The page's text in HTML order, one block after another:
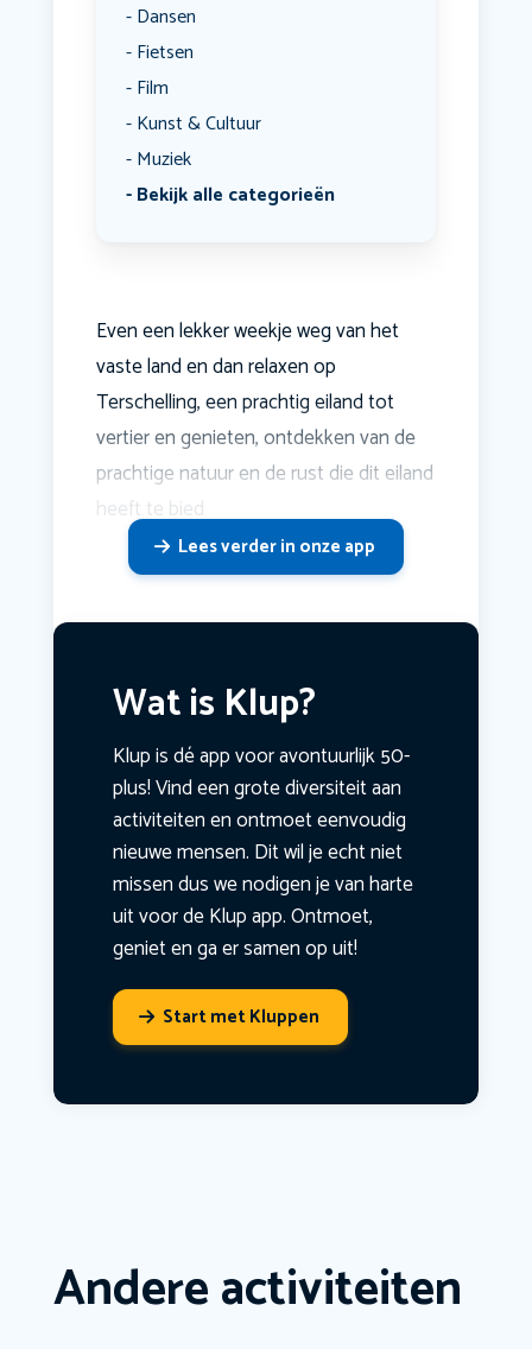
Dansen
Fietsen
Film
Kunst & Cultuur
Muziek
Bekijk alle categorieën
Even een lekker weekje weg van het
vaste land en dan relaxen op
Terschelling, een prachtig eiland tot
vertier en genieten, ontdekken van de
prachtige natuur en de rust die dit eiland
heeft te bied
Lees verder in onze app
Wat is Klup?
Klup is dé app voor avontuurlijk 50-
plus! Vind een grote diversiteit aan
activiteiten en ontmoet eenvoudig
nieuwe mensen. Dit wil je echt niet
missen dus we nodigen je van harte
uit voor de Klup app. Ontmoet,
geniet en ga er samen op uit!
Start met Kluppen
Andere activiteiten